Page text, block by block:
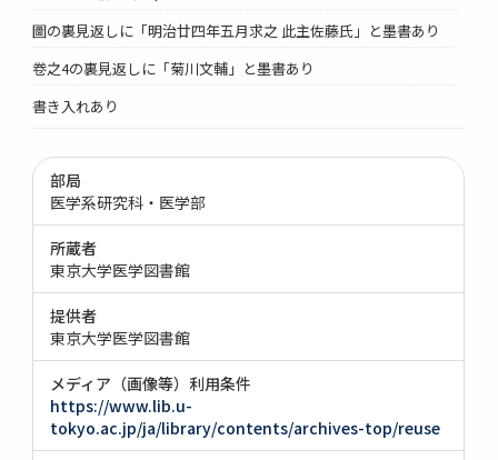
圖の裏見返しに「明治廿四年五月求之 此主佐藤氏」と墨書あり
卷之4の裏見返しに「菊川文輔」と墨書あり
書き入れあり
部局
医学系研究科・医学部
所蔵者
東京大学医学図書館
提供者
東京大学医学図書館
メディア（画像等）利用条件
https://www.lib.u-
tokyo.ac.jp/ja/library/contents/archives-top/reuse